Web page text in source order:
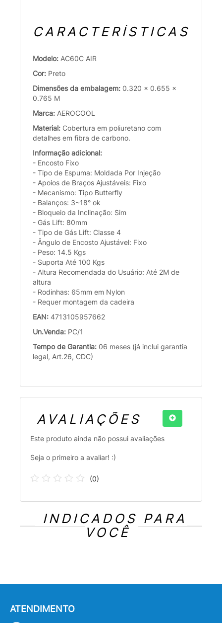
CARACTERÍSTICAS
Modelo: AC60C AIR
Cor: Preto
Dimensões da embalagem: 0.320 x 0.655 x
0.765 M
Marca: AEROCOOL
Material: Cobertura em poliuretano com
detalhes em fibra de carbono.
Informação adicional:
- Encosto Fixo
- Tipo de Espuma: Moldada Por Injeção
- Apoios de Braços Ajustáveis: Fixo
- Mecanismo: Tipo Butterfly
- Balanços: 3~18° ok
- Bloqueio da Inclinação: Sim
- Gás Lift: 80mm
- Tipo de Gás Lift: Classe 4
- Ângulo de Encosto Ajustável: Fixo
- Peso: 14.5 Kgs
- Suporta Até 100 Kgs
- Altura Recomendada do Usuário: Até 2M de
altura
- Rodinhas: 65mm em Nylon
- Requer montagem da cadeira
EAN: 4713105957662
Un.Venda: PC/1
Tempo de Garantia: 06 meses (já inclui garantia
legal, Art.26, CDC)
AVALIAÇÕES
Este produto ainda não possui avaliações
Seja o primeiro a avaliar! :)
(0)
INDICADOS PARA
VOCÊ
ATENDIMENTO